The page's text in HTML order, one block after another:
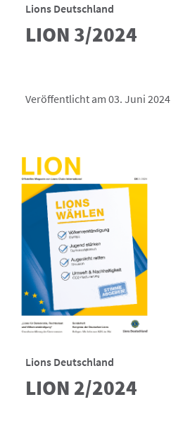
Lions Deutschland
LION 3/2024
Veröffentlicht am 03. Juni 2024
Lions Deutschland
LION 2/2024